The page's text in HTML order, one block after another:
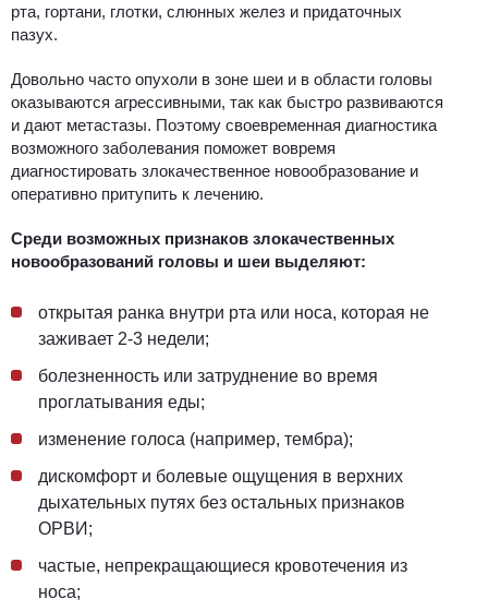
рта, гортани, глотки, слюнных желез и придаточных
пазух.
Довольно часто опухоли в зоне шеи и в области головы
оказываются агрессивными, так как быстро развиваются
и дают метастазы. Поэтому своевременная диагностика
возможного заболевания поможет вовремя
диагностировать злокачественное новообразование и
оперативно притупить к лечению.
Среди возможных признаков злокачественных
новообразований головы и шеи выделяют:
открытая ранка внутри рта или носа, которая не
заживает 2-3 недели;
болезненность или затруднение во время
проглатывания еды;
изменение голоса (например, тембра);
дискомфорт и болевые ощущения в верхних
дыхательных путях без остальных признаков
ОРВИ;
частые, непрекращающиеся кровотечения из
носа;